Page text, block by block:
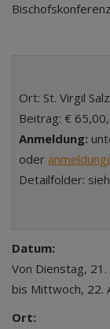
Bischofskonferenz
Ort: St. Virgil
Beitrag: €
Anmeldung:
oder
Detailfolder:
Datum:
Von Dienstag,
bis Mittwoch, 22.
Ort: